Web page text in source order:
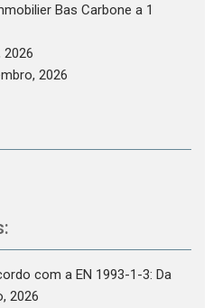
Bas Carbone a 1
2026
2026
com a EN 1993-1-3: Da
2026